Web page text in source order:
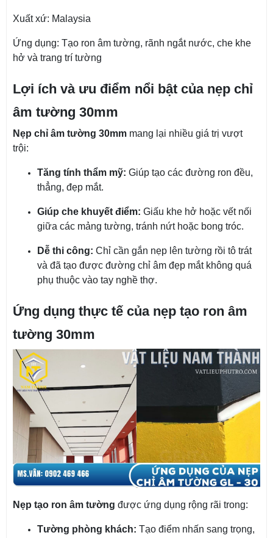
Xuất xứ: Malaysia
Ứng dụng: Tạo ron âm tường, rãnh ngắt nước, che khe
hở và trang trí tường
Lợi ích và ưu điểm nổi bật của nẹp chỉ
âm tường 30mm
Nẹp chỉ âm tường 30mm mang lại nhiều giá trị vượt
trội:
Tăng tính thẩm mỹ: Giúp tạo các đường ron đều,
thẳng, đẹp mắt.
Giúp che khuyết điểm: Giấu khe hở hoặc vết nối
giữa các mảng tường, tránh nứt hoặc bong tróc.
Dễ thi công: Chỉ cần gắn nẹp lên tường rồi tô trát
và đã tạo được đường chỉ âm đẹp mắt không quá
phụ thuộc vào tay nghề thợ.
Ứng dụng thực tế của nẹp tạo ron âm
tường 30mm
Nẹp tạo ron âm tường được ứng dụng rộng rãi trong:
Tường phòng khách: Tạo điểm nhấn sang trọng,